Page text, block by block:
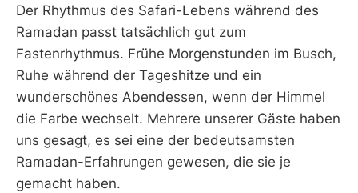
Der Rhythmus des Safari-Lebens während des
Ramadan passt tatsächlich gut zum
Fastenrhythmus. Frühe Morgenstunden im Busch,
Ruhe während der Tageshitze und ein
wunderschönes Abendessen, wenn der Himmel
die Farbe wechselt. Mehrere unserer Gäste haben
uns gesagt, es sei eine der bedeutsamsten
Ramadan-Erfahrungen gewesen, die sie je
gemacht haben.